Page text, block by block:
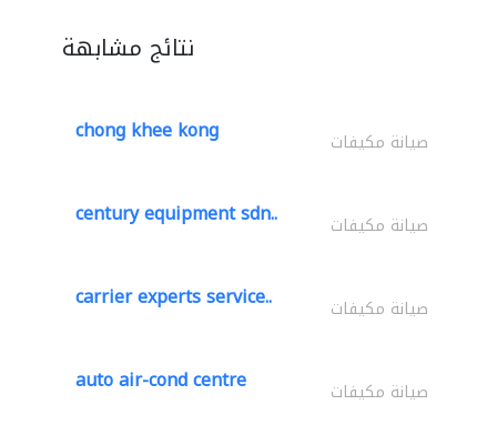
نتائج مشابهة
chong khee kong صيانة مكيفات
century equipment sdn.. صيانة مكيفات
carrier experts service.. صيانة مكيفات
auto air-cond centre صيانة مكيفات